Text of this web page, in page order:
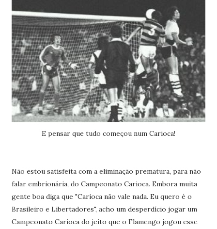
E pensar que tudo começou num Carioca!
Não estou satisfeita com a eliminação prematura, para não
falar embrionária, do Campeonato Carioca. Embora muita
gente boa diga que "Carioca não vale nada. Eu quero é o
Brasileiro e Libertadores", acho um desperdício jogar um
Campeonato Carioca do jeito que o Flamengo jogou esse